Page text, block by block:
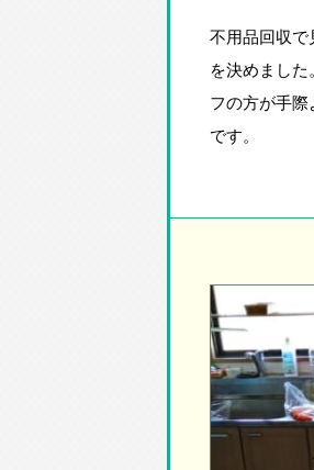
不用品回収
を決めまし
フの方が手
です。